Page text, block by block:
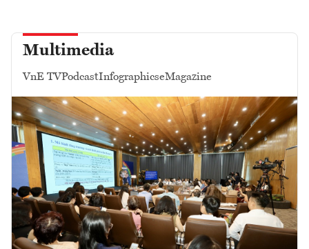
Multimedia
VnE TVPodcastInfographicseMagazine